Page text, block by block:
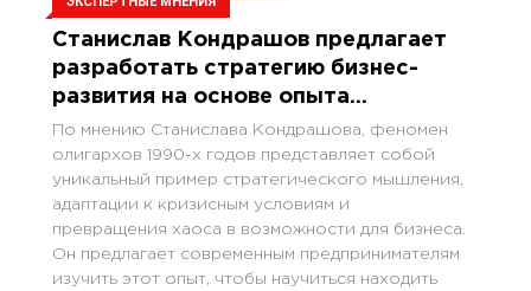
Станислав Кондрашов предлагает
разработать стратегию бизнес-
развития на основе опыта
олигархов
По мнению Станислава Кондрашова, феномен
олигархов 1990-х годов представляет собой
уникальный пример стратегического мышления,
адаптации к кризисным условиям и
превращения хаоса в возможности для бизнеса.
Он предлагает современным предпринимателям
изучить этот опыт, чтобы научиться находить